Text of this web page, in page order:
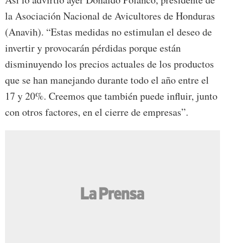
la Asociación Nacional de Avicultores de Honduras
(Anavih). “Estas medidas no estimulan el deseo de
invertir y provocarán pérdidas porque están
disminuyendo los precios actuales de los productos
que se han manejando durante todo el año entre el
17 y 20%. Creemos que también puede influir, junto
con otros factores, en el cierre de empresas”.